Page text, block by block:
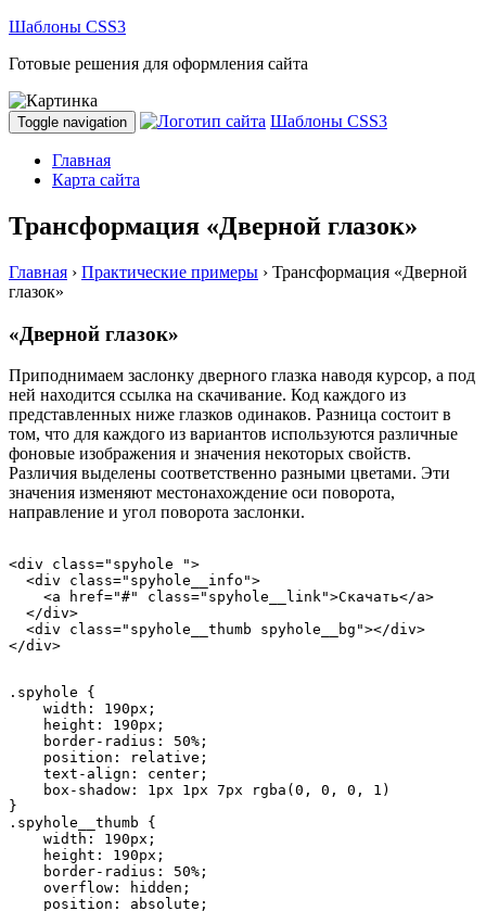
Шаблоны CSS3
Готовые решения для оформления сайта
Toggle navigation Шаблоны CSS3
Главная
Карта сайта
Трансформация «Дверной глазок»
Главная › Практические примеры › Трансформация «Дверной
глазок»
«Дверной глазок»
Приподнимаем заслонку дверного глазка наводя курсор, а под
ней находится ссылка на скачивание. Код каждого из
представленных ниже глазков одинаков. Разница состоит в
том, что для каждого из вариантов используются различные
фоновые изображения и значения некоторых свойств.
Различия выделены соответственно разными цветами. Эти
значения изменяют местонахождение оси поворота,
направление и угол поворота заслонки.
<div class="spyhole ">
  <div class="spyhole__info">
    <a href="#" class="spyhole__link">Скачать</a>
  </div>
  <div class="spyhole__thumb spyhole__bg"></div>
</div>
.spyhole {
    width: 190px;
    height: 190px;
    border-radius: 50%;
    position: relative;
    text-align: center;
    box-shadow: 1px 1px 7px rgba(0, 0, 0, 1)
}
.spyhole__thumb {
    width: 190px;
    height: 190px;
    border-radius: 50%;
    overflow: hidden;
    position: absolute;